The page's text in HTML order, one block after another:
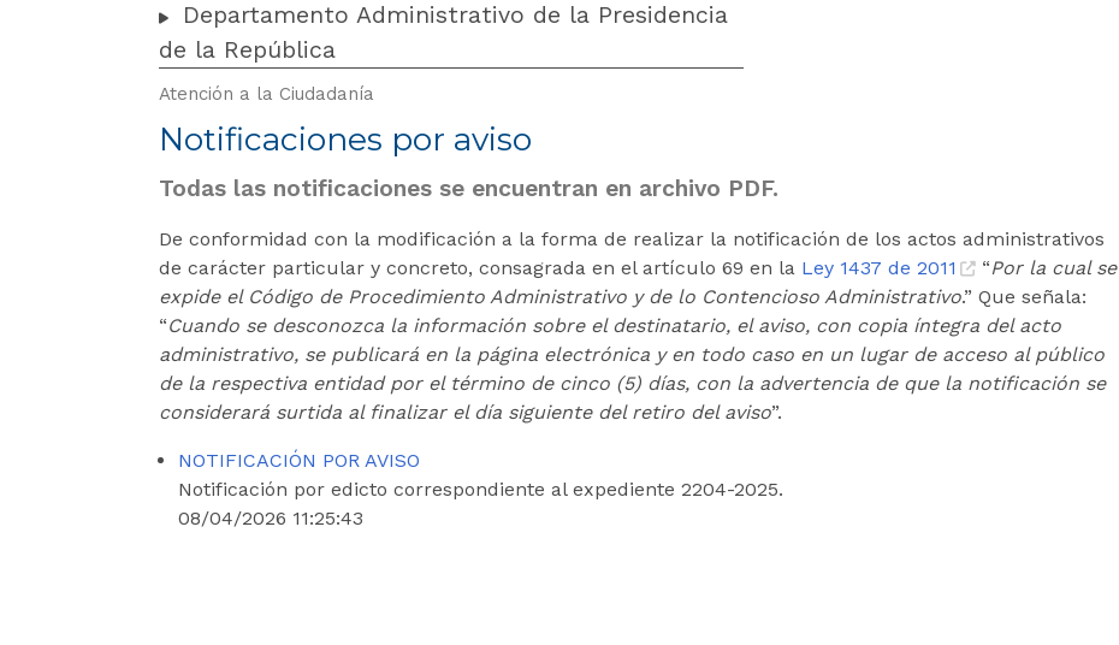
Departamento Administrativo de la Presidencia
de la República
Atención a la Ciudadanía
Notificaciones por aviso
Todas las notificaciones se encuentran en archivo PDF.
De conformidad con la modificación a la forma de realizar la notificación de los actos administrativos
de carácter particular y concreto, consagrada en el artículo 69 en la Ley 1437 de 2011 “Por la cual se
expide el Código de Procedimiento Administrativo y de lo Contencioso Administrativo.” Que señala:
“Cuando se desconozca la información sobre el destinatario, el aviso, con copia íntegra del acto
administrativo, se publicará en la página electrónica y en todo caso en un lugar de acceso al público
de la respectiva entidad por el término de cinco (5) días, con la advertencia de que la notificación se
considerará surtida al finalizar el día siguiente del retiro del aviso”.
NOTIFICACIÓN POR AVISO
Notificación por edicto correspondiente al expediente 2204-2025.
08/04/2026 11:25:43